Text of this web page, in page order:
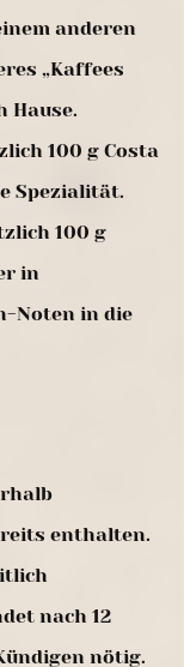
anderen
„Kaffees
Hause.
100 g Costa
Spezialität.
100 g
in
Noten in die
enthalten.
nach 12
nötig.